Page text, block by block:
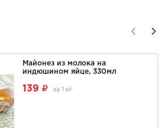
Майонез из молока на
индюшином яйце, 330мл
139 за 1 кг